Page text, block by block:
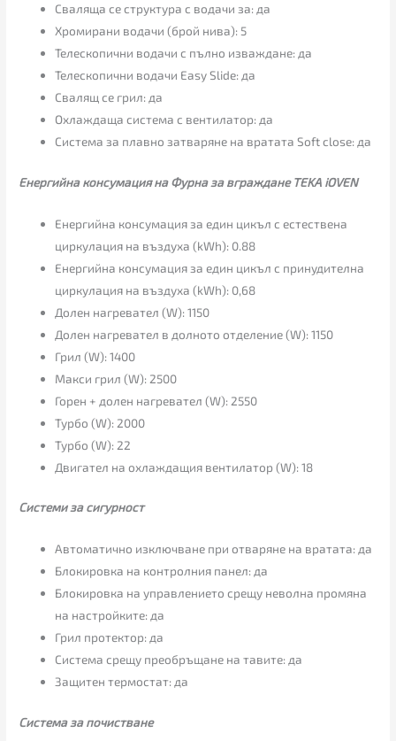
Сваляща се структура с водачи за: да
Хромирани водачи (брой нива): 5
Телескопични водачи с пълно изваждане: да
Телескопични водачи Easy Slide: да
Свалящ се грил: да
Охлаждаща система с вентилатор: да
Система за плавно затваряне на вратата Soft close: да
Енергийна консумация на Фурна за вграждане TEKA iOVEN
Енергийна консумация за един цикъл с естествена
циркулация на въздуха (kWh): 0.88
Енергийна консумация за един цикъл с принудителна
циркулация на въздуха (kWh): 0,68
Долен нагревател (W): 1150
Долен нагревател в долното отделение (W): 1150
Грил (W): 1400
Макси грил (W): 2500
Горен + долен нагревател (W): 2550
Турбо (W): 2000
Турбо (W): 22
Двигател на охлаждащия вентилатор (W): 18
Системи за сигурност
Автоматично изключване при отваряне на вратата: да
Блокировка на контролния панел: да
Блокировка на управлението срещу неволна промяна
на настройките: да
Грил протектор: да
Система срещу преобръщане на тавите: да
Защитен термостат: да
Система за почистване